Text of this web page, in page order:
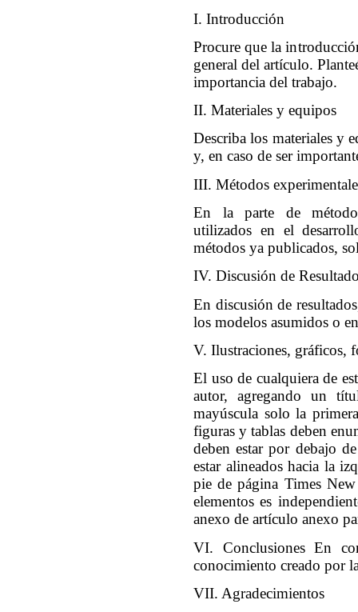
I. Introducción
Procure que la
general del artículo.
importancia del trabajo.
II. Materiales y equipos
Describa los materiales y
y, en caso de ser
III. Métodos
En la parte de
utilizados en el
métodos ya publicados,
IV. Discusión de
En discusión de
los modelos asumidos o
V. Ilustraciones, gráficos,
El uso de cualquiera de
autor, agregando un
mayúscula solo la
figuras y tablas deben
deben estar por debajo
estar alineados hacia la
pie de página Times
elementos es
anexo de artículo anexo
VI. Conclusiones En
conocimiento creado por
VII. Agradecimientos